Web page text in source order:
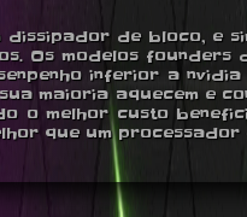
de bloco, e
Os modelos
inferior a
maioria aquecem e
o melhor custo
que um